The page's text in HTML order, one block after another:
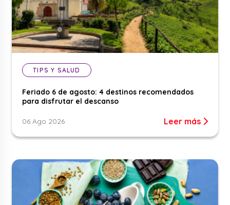
TIPS Y SALUD
Feriado 6 de agosto: 4 destinos recomendados
para disfrutar el descanso
06 Ago 2026 Leer más